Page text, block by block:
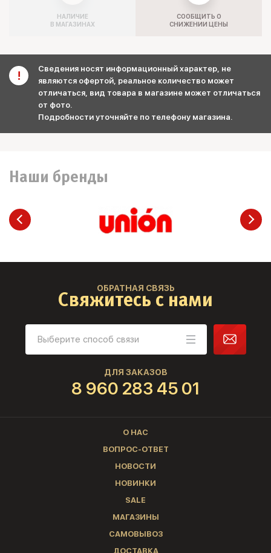
НАЛИЧИЕ
В МАГАЗИНАХ
СООБЩИТЬ О
СНИЖЕНИИ ЦЕНЫ
Сведения носят информационный характер, не
являются офертой, реальное количество может
отличаться, вид товара в магазине может отличаться
от фото.
Подробности уточняйте по телефону магазина.
Наши бренды
ОБРАТНАЯ СВЯЗЬ
Свяжитесь с нами
ДЛЯ ЗАКАЗОВ
8 960 283 45 01
О НАС
ВОПРОС-ОТВЕТ
НОВОСТИ
НОВИНКИ
SALE
МАГАЗИНЫ
САМОВЫВОЗ
ДОСТАВКА